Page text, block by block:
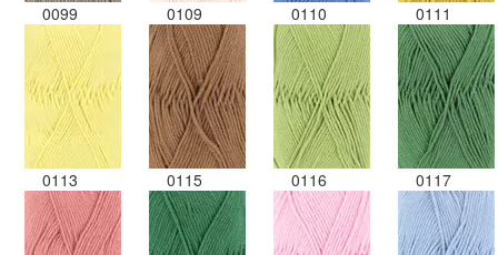
0099 0109 0110 0111
0113 0115 0116 0117